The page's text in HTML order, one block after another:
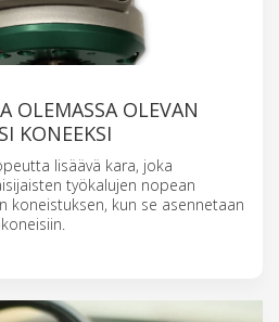
OLEMASSA OLEVAN
KONEEKSI
lisäävä kara, joka
työkalujen nopean
koneistuksen, kun se asennetaan